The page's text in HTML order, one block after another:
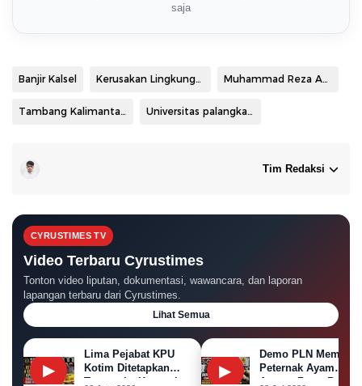
saja
Banjir Kalsel Kerusakan Lingkungan Muhammad Reza Amrullah
Tambang Kalimantan Selatan Universitas palangka raya
Tim Redaksi
CYRUSTIMES TV
Video Terbaru Cyrustimes
Tonton video liputan, dokumentasi, wawancara, dan laporan
lapangan terbaru dari Cyrustimes.
Lihat Semua
▶
Lima Pejabat KPU
Kotim Ditetapkan
Tersangka Korupsi
▶
Demo PLN
Peternak Ayam
Ancam Bawa